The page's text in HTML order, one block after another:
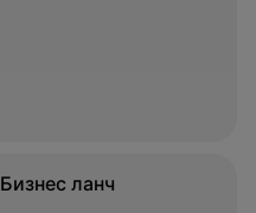
Бизнес ланч